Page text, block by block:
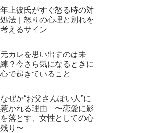
年上彼氏がすぐ怒る時の対
処法｜怒りの心理と別れを
考えるサイン
元カレを思い出すのは未
練？今さら気になるときに
心で起きていること
なぜか“お父さんぽい人”に
惹かれる理由 〜恋愛に影
を落とす、女性としての心
残り〜